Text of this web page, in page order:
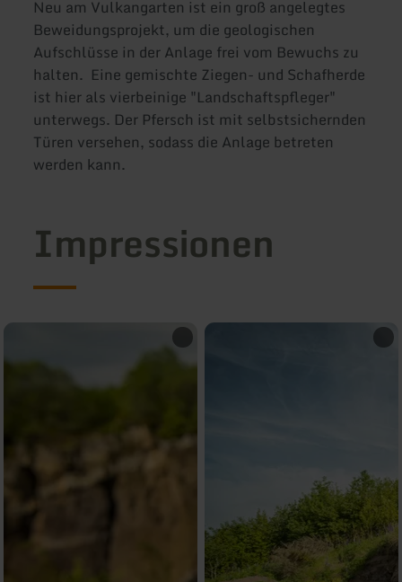
Neu am Vulkangarten ist ein groß angelegtes
Beweidungsprojekt, um die geologischen
Aufschlüsse in der Anlage frei vom Bewuchs zu
halten. Eine gemischte Ziegen- und Schafherde
ist hier als vierbeinige "Landschaftspfleger"
unterwegs. Der Pfersch ist mit selbstsichernden
Türen versehen, sodass die Anlage betreten
werden kann.
Impressionen